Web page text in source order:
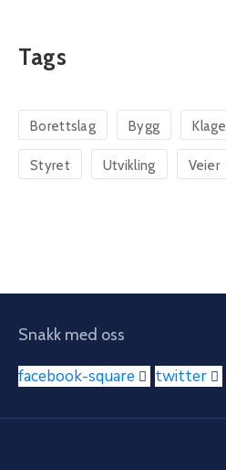
Tags
Borettslag Bygg Klage
Styret Utvikling Veier
Snakk med oss
facebook-square twitter